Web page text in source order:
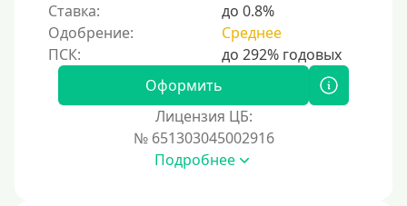
Ставка:
до 0.8%
Одобрение:
Среднее
Оформить
Лицензия ЦБ:
№ 651303045002916
Подробнее